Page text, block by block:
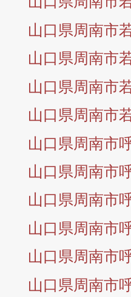
山口県周南市
山口県周南市
山口県周南市
山口県周南市
山口県周南市
山口県周南市
山口県周南市
山口県周南市
山口県周南市
山口県周南市